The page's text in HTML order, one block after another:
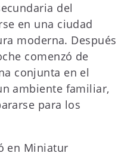
del
en una ciudad
moderna. Después
comenzó de
conjunta en el
ambiente familiar,
para los
en Miniatur